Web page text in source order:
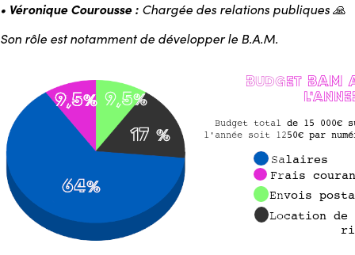
• Véronique Courousse : Chargée des relations publiques 🙏
Son rôle est notamment de développer le B.A.M.